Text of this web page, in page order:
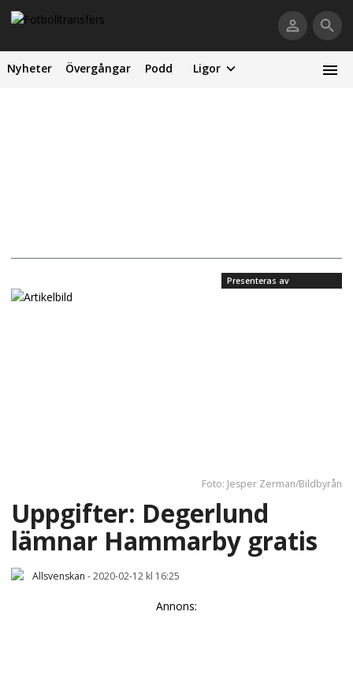
Nyheter Övergångar Podd Ligor
Presenteras av
Foto: Jesper Zerman/Bildbyrån
Uppgifter: Degerlund
lämnar Hammarby gratis
Allsvenskan -2020-02-12 kl 16:25
Annons: